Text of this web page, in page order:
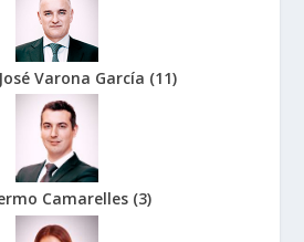
Varona García (11)
Camarelles (3)